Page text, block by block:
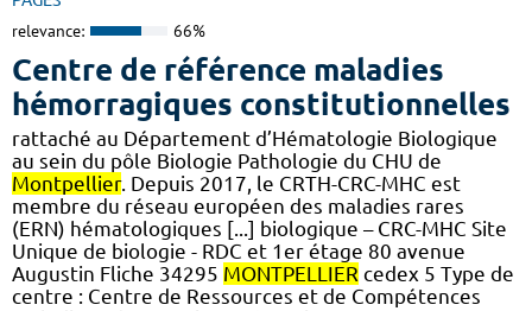
relevance: 66%
Centre de référence maladies
hémorragiques constitutionnelles
rattaché au Département d’Hématologie Biologique
au sein du pôle Biologie Pathologie du CHU de
Montpellier. Depuis 2017, le CRTH-CRC-MHC est
membre du réseau européen des maladies rares
(ERN) hématologiques [...] biologique – CRC-MHC Site
Unique de biologie - RDC et 1er étage 80 avenue
Augustin Fliche 34295 MONTPELLIER cedex 5 Type de
centre : Centre de Ressources et de Compétences